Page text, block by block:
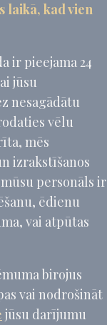
laikā, kad vien
ir pieejama 24
jūsu
nesagādātu
vēlu
mēs
izrakstīšanos
personāls ir
ēdienu
vai atpūtas
birojus
vai nodrošināt
jūsu darījumu